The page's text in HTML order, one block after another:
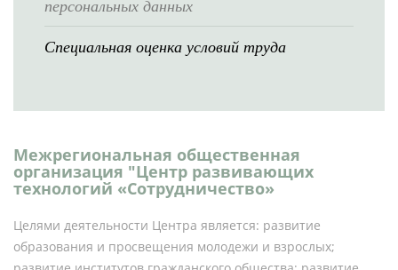
персональных данных
Специальная оценка условий труда
Межрегиональная общественная
организация "Центр развивающих
технологий «Сотрудничество»
Целями деятельности Центра является: развитие
образования и просвещения молодежи и взрослых;